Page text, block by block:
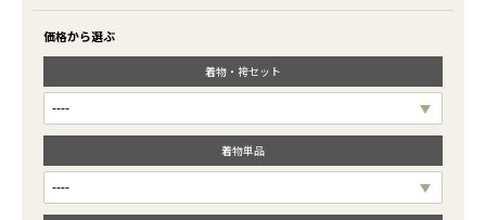
価格から選ぶ
着物・袴セット
着物単品